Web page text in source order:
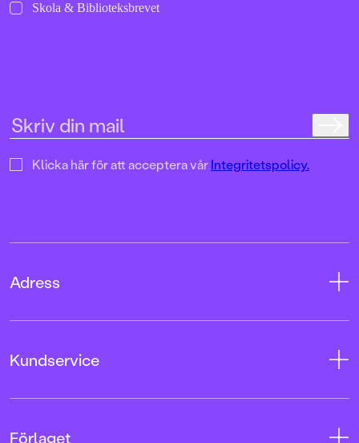
Skola & Biblioteksbrevet
Klicka här för att acceptera vårIntegritetspolicy.
Adress
103 12 Stockholm
Kundservice
Förlaget